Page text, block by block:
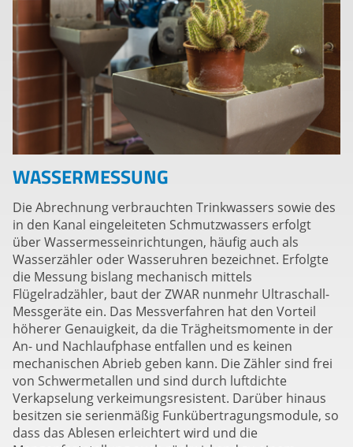
WASSERMESSUNG
Die Abrechnung verbrauchten Trinkwassers sowie des
in den Kanal eingeleiteten Schmutzwassers erfolgt
über Wassermesseinrichtungen, häufig auch als
Wasserzähler oder Wasseruhren bezeichnet. Erfolgte
die Messung bislang mechanisch mittels
Flügelradzähler, baut der ZWAR nunmehr Ultraschall-
Messgeräte ein. Das Messverfahren hat den Vorteil
höherer Genauigkeit, da die Trägheitsmomente in der
An- und Nachlaufphase entfallen und es keinen
mechanischen Abrieb geben kann. Die Zähler sind frei
von Schwermetallen und sind durch luftdichte
Verkapselung verkeimungsresistent. Darüber hinaus
besitzen sie serienmäßig Funkübertragungsmodule, so
dass das Ablesen erleichtert wird und die